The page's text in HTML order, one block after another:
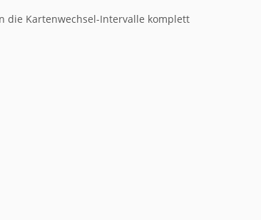
die Kartenwechsel-Intervalle komplett